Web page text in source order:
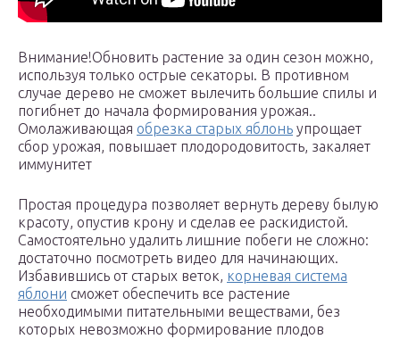
Внимание!Обновить растение за один сезон можно,
используя только острые секаторы. В противном
случае дерево не сможет вылечить большие спилы и
погибнет до начала формирования урожая..
Омолаживающая обрезка старых яблонь упрощает
сбор урожая, повышает плодородовитость, закаляет
иммунитет
Простая процедура позволяет вернуть дереву былую
красоту, опустив крону и сделав ее раскидистой.
Самостоятельно удалить лишние побеги не сложно:
достаточно посмотреть видео для начинающих.
Избавившись от старых веток, корневая система
яблони сможет обеспечить все растение
необходимыми питательными веществами, без
которых невозможно формирование плодов